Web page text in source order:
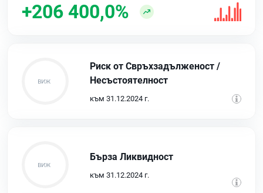
+206 400,0%
Риск от Свръхзадълженост /
Несъстоятелност
към 31.12.2024 г.
Бърза Ликвидност
към 31.12.2024 г.